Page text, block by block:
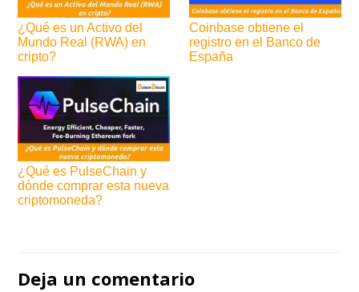
¿Qué es un Activo del
Mundo Real (RWA) en
cripto?
Coinbase obtiene el
registro en el Banco de
España
¿Qué es PulseChain y
dónde comprar esta nueva
criptomoneda?
entradas
Deja un comentario